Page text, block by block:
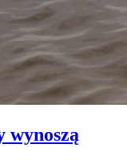
wynoszą